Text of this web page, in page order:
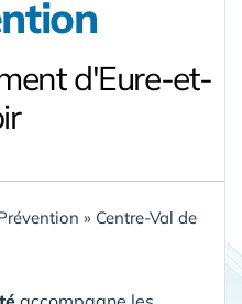
d'Eure-et-
» Centre-Val de